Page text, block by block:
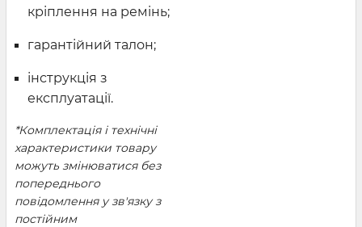
кріплення на ремінь;
гарантійний талон;
інструкція з
експлуатації.
*Комплектація і технічні
характеристики товару
можуть змінюватися без
попереднього
повідомлення у зв'язку з
постійним